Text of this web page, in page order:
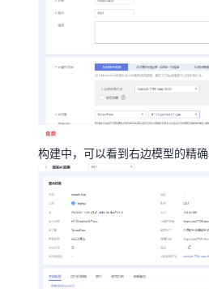
构建中，可以看到右边模型的精确